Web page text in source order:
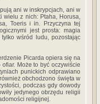
ani w inskrypcjach, ani w
wielu z nich: Ptaha, Horusa,
Toeris i in. Przyczyna tej
jest prosta: magia
wśród ludu, pozostając
Picarda opiera się na
Może to być oczywiście
punickich odprawiano
obchodzono święta w
podczas gdy dowody
jedynego obrzędu religii
religijnej.